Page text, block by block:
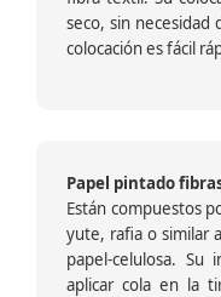
seco, sin necesidad
colocación es fácil
Papel pintado
Están compuestos
yute, rafia o similar
papel-celulosa. Su
aplicar cola en la